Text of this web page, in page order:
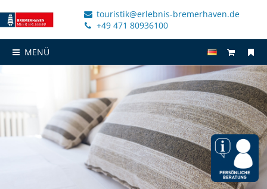
touristik@erlebnis-bremerhaven.de
+49 471 80936100
MENÜ